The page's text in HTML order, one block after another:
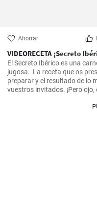
Ahorrar
VIDEORECETA ¡Secreto
El Secreto Ibérico es una
jugosa.  La receta que os
preparar y el resultado de lo
vuestros invitados. ¡Pero ojo,